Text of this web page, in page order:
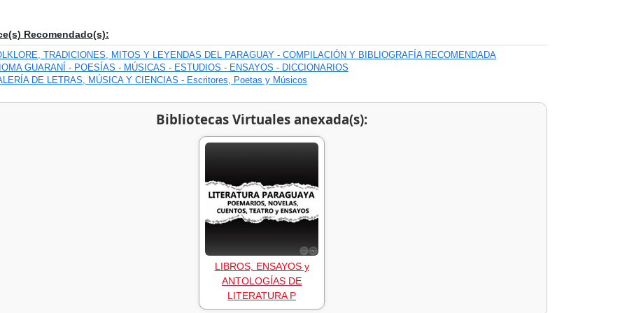
Recomendado(s):
TRADICIONES, MITOS Y LEYENDAS DEL PARAGUAY - COMPILACIÓN Y BIBLIOGRAFÍA RECOMENDADA
GUARANÍ - POESÍAS - MÚSICAS - ESTUDIOS - ENSAYOS - DICCIONARIOS
DE LETRAS, MÚSICA Y CIENCIAS - Escritores, Poetas y Músicos
Bibliotecas Virtuales anexada(s):
LIBROS, ENSAYOS y
ANTOLOGÍAS DE
LITERATURA P